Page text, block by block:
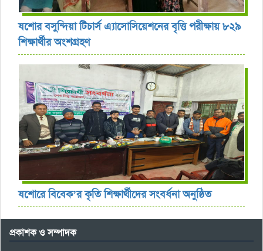
যশোর বসুন্দিয়া টিচার্স এ্যাসোসিয়েশনের বৃত্তি পরীক্ষায় ৮২৯
শিক্ষার্থীর অংশগ্রহণ
যশোরে বিবেক’র কৃতি শিক্ষার্থীদের সংবর্ধনা অনুষ্ঠিত
প্রকাশক ও সম্পাদক